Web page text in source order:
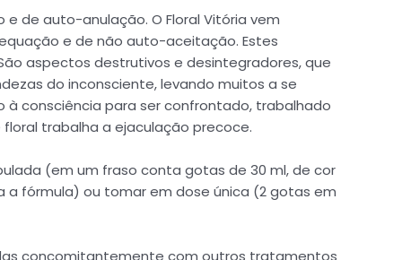
de auto-anulação. O Floral Vitória vem
e de não auto-aceitação. Estes
aspectos destrutivos e desintegradores, que
do inconsciente, levando muitos a se
à consciência para ser confrontado, trabalhado
trabalha a ejaculação precoce.
(em um fraso conta gotas de 30 ml, de cor
a fórmula) ou tomar em dose única (2 gotas em
concomitantemente com outros tratamentos